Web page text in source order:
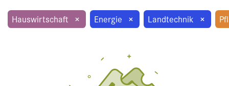
Hauswirtschaft × Energie × Landtechnik ×